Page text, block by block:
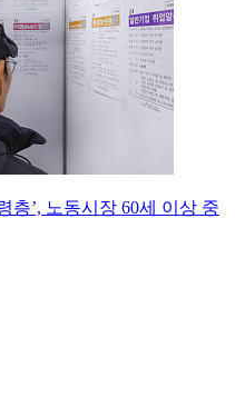
층’, 노동시장 60세 이상 중